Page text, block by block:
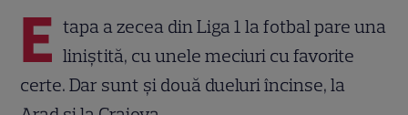
E tapa a zecea din Liga 1 la fotbal pare una
liniștită, cu unele meciuri cu favorite
certe. Dar sunt şi două dueluri încinse, la